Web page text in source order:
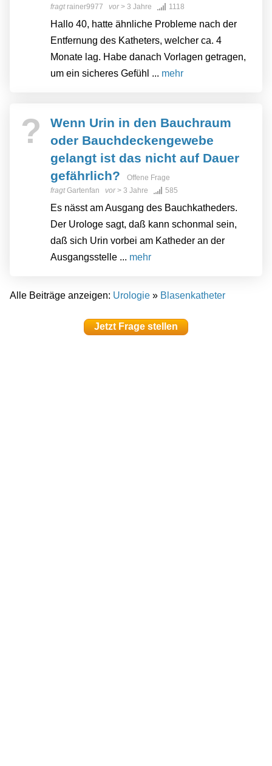
fragt rainer9977 vor> 3 Jahre 1118
Hallo 40, hatte ähnliche Probleme nach der
Entfernung des Katheters, welcher ca. 4
Monate lag. Habe danach Vorlagen getragen,
um ein sicheres Gefühl ... mehr
?
Wenn Urin in den Bauchraum
oder Bauchdeckengewebe
gelangt ist das nicht auf Dauer
gefährlich?
Offene Frage
fragtGartenfan vor> 3 Jahre 585
Es nässt am Ausgang des Bauchkatheders.
Der Urologe sagt, daß kann schonmal sein,
daß sich Urin vorbei am Katheder an der
Ausgangsstelle ... mehr
Alle Beiträge anzeigen: Urologie » Blasenkatheter
Jetzt Frage stellen